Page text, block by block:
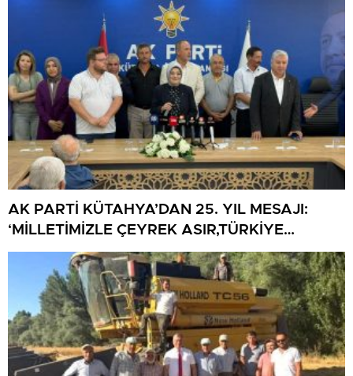
AK PARTİ KÜTAHYA’DAN 25. YIL MESAJI:
‘MİLLETİMİZLE ÇEYREK ASIR,TÜRKİYE
GELECEĞE HAZIR’